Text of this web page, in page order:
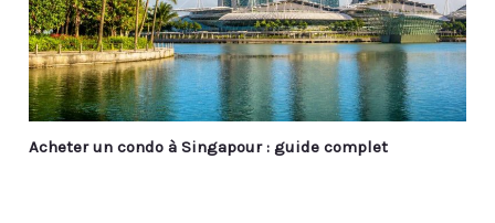
Acheter un condo à Singapour : guide complet